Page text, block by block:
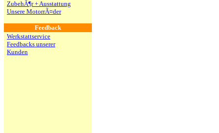
ZubehÃ¶r + Ausstattung
Unsere MotorrÃ¤der
Feedback
Werkstattservice
Feedbacks unserer
Kunden